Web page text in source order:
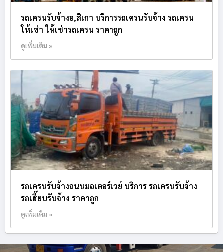
รถเครนรับจ้างอ,สิเกา บริการรถเครนรับจ้าง รถเครน
ให้เช่า ให้เช่ารถเครน ราคาถูก
ดูเพิ่มเติม »
รถเครนรับจ้างถนนมอเตอร์เวย์ บริการ รถเครนรับจ้าง
รถเฮี๊ยบรับจ้าง ราคาถูก
ดูเพิ่มเติม »